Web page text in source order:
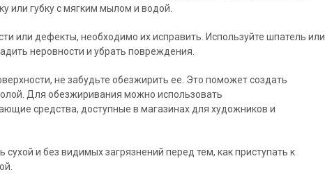
или губку с мягким мылом и водой.
или дефекты, необходимо их исправить. Используйте шпатель или
неровности и убрать повреждения.
не забудьте обезжирить ее. Это поможет создать
Для обезжиривания можно использовать
средства, доступные в магазинах для художников и
сухой и без видимых загрязнений перед тем, как приступать к